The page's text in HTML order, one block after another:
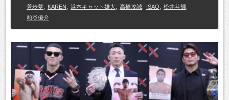
菅歩夢 KAREN 浜本キャット雄大 高橋攻誠 ISAO 松井斗輝
粕谷優介